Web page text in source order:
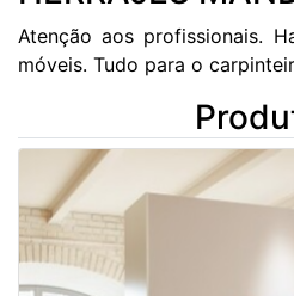
Atenção aos profissionais.
móveis. Tudo para o